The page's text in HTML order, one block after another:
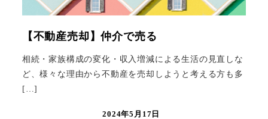
【不動産売却】仲介で売る
相続・家族構成の変化・収入増減による生活の見直しな
ど、様々な理由から不動産を売却しようと考える方も多
[…]
2024年5月17日